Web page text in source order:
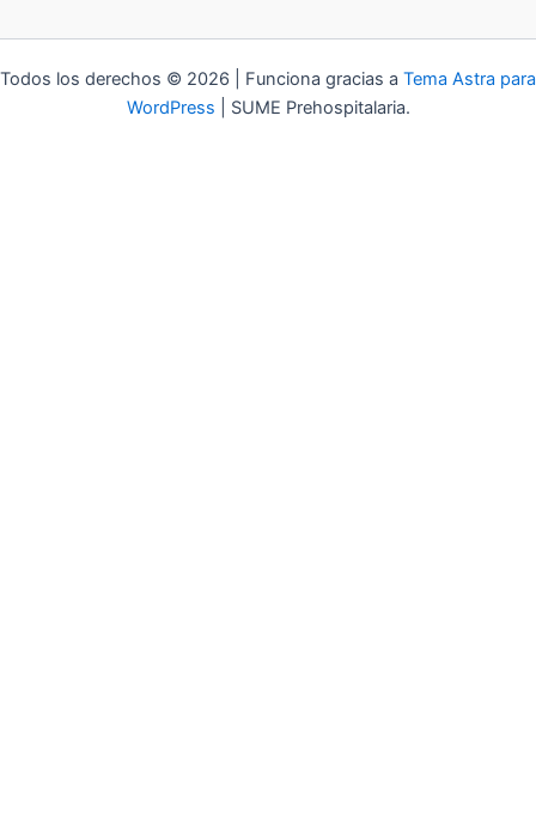
Todos los derechos © 2026 | Funciona gracias a Tema Astra para
WordPress | SUME Prehospitalaria.